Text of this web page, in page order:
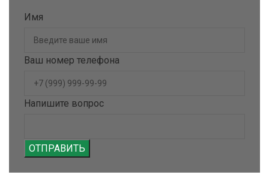
Имя
Ваш номер телефона
Напишите вопрос
ОТПРАВИТЬ